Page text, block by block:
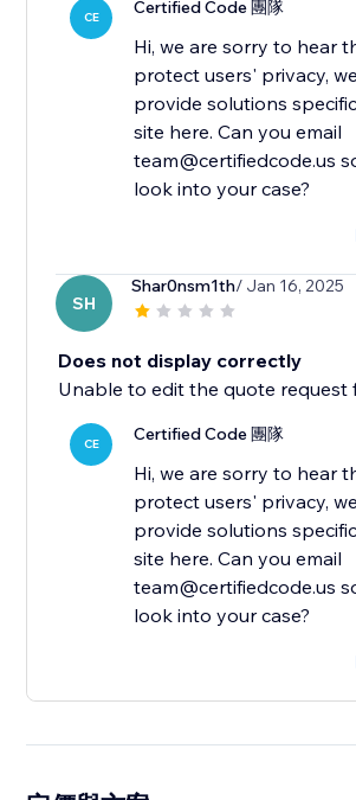
CE Certified Code 團隊
Hi, we are sorry to hear
protect users' privacy,
provide solutions
site here. Can you email
team@certifiedcode.us
SH
Shar0nsm1th/ Jan 16, 2025
Does not display correctly
Unable to edit the quote request
CE Certified Code 團隊
Hi, we are sorry to hear
protect users' privacy,
provide solutions
site here. Can you email
team@certifiedcode.us
look into your case?